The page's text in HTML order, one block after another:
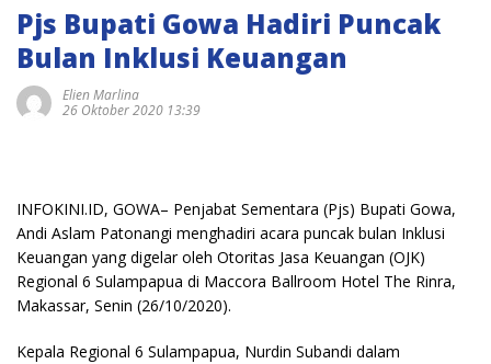
Pjs Bupati Gowa Hadiri Puncak
Bulan Inklusi Keuangan
Elien Marlina
26 Oktober 2020 13:39
INFOKINI.ID, GOWA– Penjabat Sementara (Pjs) Bupati Gowa,
Andi Aslam Patonangi menghadiri acara puncak bulan Inklusi
Keuangan yang digelar oleh Otoritas Jasa Keuangan (OJK)
Regional 6 Sulampapua di Maccora Ballroom Hotel The Rinra,
Makassar, Senin (26/10/2020).
Kepala Regional 6 Sulampapua, Nurdin Subandi dalam